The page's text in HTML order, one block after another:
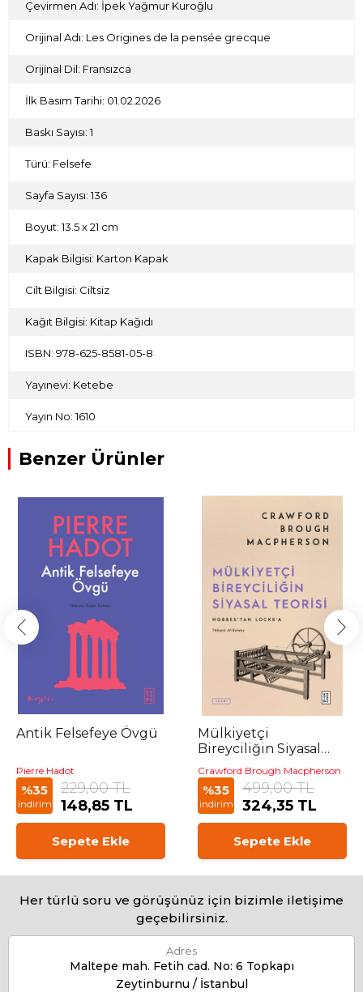
Çevirmen Adı: İpek Yağmur Kuroğlu
Orijinal Adı: Les Origines de la pensée grecque
Orijinal Dil: Fransızca
İlk Basım Tarihi: 01.02.2026
Baskı Sayısı: 1
Türü: Felsefe
Sayfa Sayısı: 136
Boyut: 13.5 x 21 cm
Kapak Bilgisi: Karton Kapak
Cilt Bilgisi: Ciltsiz
Kağıt Bilgisi: Kitap Kağıdı
ISBN: 978-625-8581-05-8
Yayınevi: Ketebe
Yayın No: 1610
Benzer Ürünler
Antik Felsefeye Övgü
Pierre Hadot
%35
indirim
229,00 TL
148,85 TL
Sepete Ekle
Mülkiyetçi
Bireyciliğin Siyasal
Teorisi
Crawford Brough Macpherson
%35
indirim
499,00 TL
324,35 TL
Sepete Ekle
Her türlü soru ve görüşünüz için bizimle iletişime
geçebilirsiniz.
Adres
Maltepe mah. Fetih cad. No: 6 Topkapı
Zeytinburnu / İstanbul